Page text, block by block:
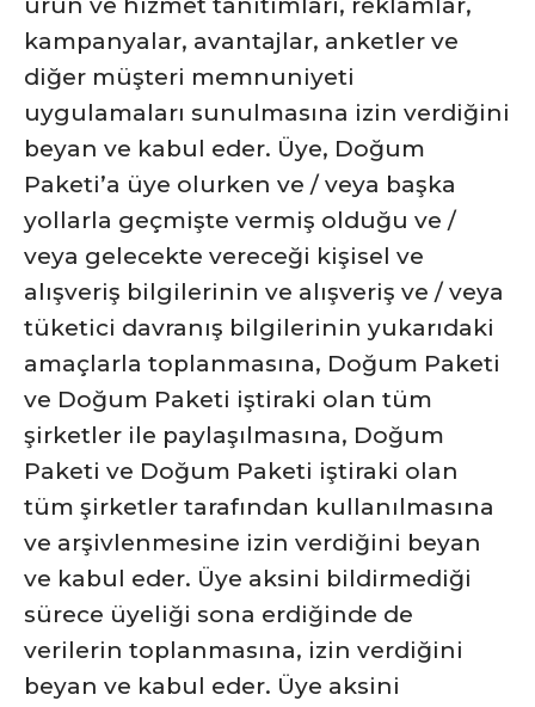
ürün ve hizmet tanıtımları, reklamlar,
kampanyalar, avantajlar, anketler ve
diğer müşteri memnuniyeti
uygulamaları sunulmasına izin verdiğini
beyan ve kabul eder. Üye, Doğum
Paketi’a üye olurken ve / veya başka
yollarla geçmişte vermiş olduğu ve /
veya gelecekte vereceği kişisel ve
alışveriş bilgilerinin ve alışveriş ve / veya
tüketici davranış bilgilerinin yukarıdaki
amaçlarla toplanmasına, Doğum Paketi
ve Doğum Paketi iştiraki olan tüm
şirketler ile paylaşılmasına, Doğum
Paketi ve Doğum Paketi iştiraki olan
tüm şirketler tarafından kullanılmasına
ve arşivlenmesine izin verdiğini beyan
ve kabul eder. Üye aksini bildirmediği
sürece üyeliği sona erdiğinde de
verilerin toplanmasına, izin verdiğini
beyan ve kabul eder. Üye aksini